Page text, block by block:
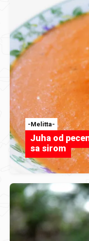
-Melitta-
Juha od
sa sirom